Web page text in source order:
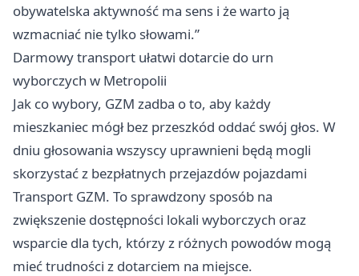
obywatelska aktywność ma sens i że warto ją
wzmacniać nie tylko słowami.”
Darmowy transport ułatwi dotarcie do urn
wyborczych w Metropolii
Jak co wybory, GZM zadba o to, aby każdy
mieszkaniec mógł bez przeszkód oddać swój głos. W
dniu głosowania wszyscy uprawnieni będą mogli
skorzystać z bezpłatnych przejazdów pojazdami
Transport GZM. To sprawdzony sposób na
zwiększenie dostępności lokali wyborczych oraz
wsparcie dla tych, którzy z różnych powodów mogą
mieć trudności z dotarciem na miejsce.